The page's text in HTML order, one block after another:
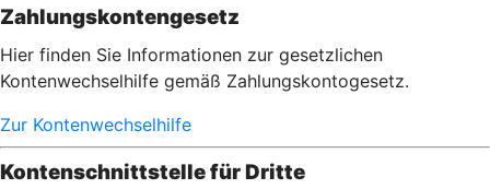
Zahlungskontengesetz
Hier finden Sie Informationen zur gesetzlichen
Kontenwechselhilfe gemäß Zahlungskontogesetz.
Zur Kontenwechselhilfe
Kontenschnittstelle für Dritte